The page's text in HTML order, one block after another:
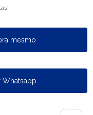
mesmo
Whatsapp